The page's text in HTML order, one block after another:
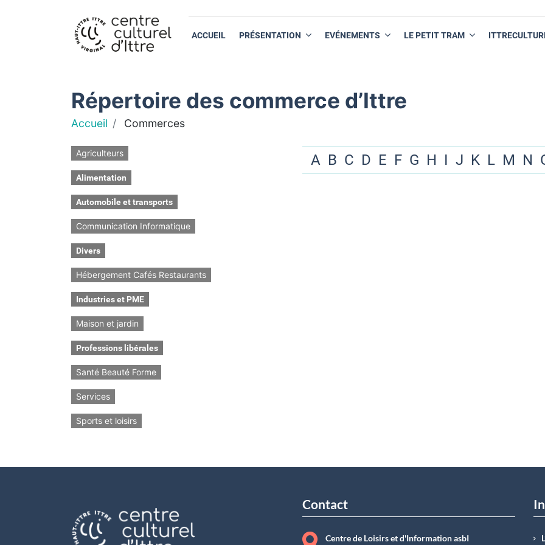
ACCUEIL PRÉSENTATION EVÉNEMENTS LE PETIT TRAM
Répertoire des commerce d’Ittre
Accueil Commerces
Agriculteurs
Alimentation
Automobile et transports
Communication Informatique
Divers
Hébergement Cafés Restaurants
Industries et PME
Maison et jardin
Professions libérales
Santé Beauté Forme
Services
Sports et loisirs
A B C D E F G H I J K L M N
Contact
Centre de Loisirs et d'Information asbI